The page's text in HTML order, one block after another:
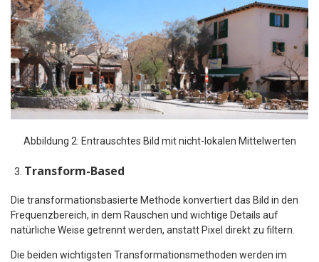
Abbildung 2: Entrauschtes Bild mit nicht-lokalen Mittelwerten
Transform-Based​
Die transformationsbasierte Methode konvertiert das Bild in den
Frequenzbereich, in dem Rauschen und wichtige Details auf
natürliche Weise getrennt werden, anstatt Pixel direkt zu filtern.
Die beiden wichtigsten Transformationsmethoden werden im